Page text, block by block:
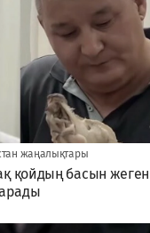
жаңалықтары
қойдың басын жеген